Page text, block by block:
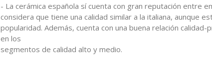
- La cerámica española sí cuenta con gran reputación entre
considera que tiene una calidad similar a la italiana, aunque
popularidad. Además, cuenta con una buena relación
en los
segmentos de calidad alto y medio.